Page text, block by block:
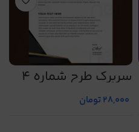
سربرگ طرح شماره 4
28,000تومان